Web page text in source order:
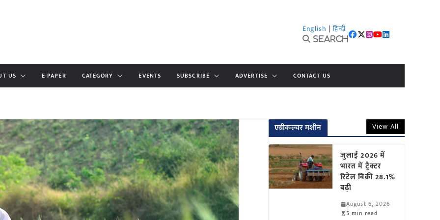
English | हिन्दी
Search
US E-PAPER CATEGORY EVENTS SUBSCRIBE ADVERTISE CONTACT US
एग्रीकल्चर मशीन View All
जुलाई 2026 में
भारत में ट्रैक्टर
रिटेल बिक्री 28.1%
बढ़ी
August 6, 2026
5 min read